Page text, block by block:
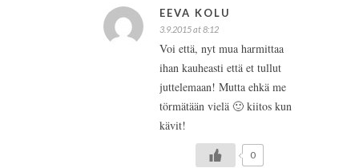
EEVA KOLU
3.9.2015 at 8:12
Voi että, nyt mua harmittaa
ihan kauheasti että et tullut
juttelemaan! Mutta ehkä me
törmätään vielä 🙂 kiitos kun
kävit!
0